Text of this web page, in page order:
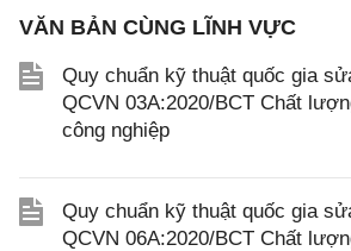
VĂN BẢN CÙNG LĨNH VỰC
Quy chuẩn kỹ thuật quốc gia
QCVN 03A:2020/BCT Chất
công nghiệp
Quy chuẩn kỹ thuật quốc gia
QCVN 06A:2020/BCT Chất